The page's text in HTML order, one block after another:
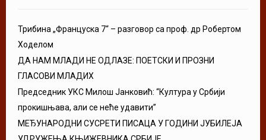
Трибина „Француска 7“ – разговор са проф. др Робертом
Ходелом
ДА НАМ МЛАДИ НЕ ОДЛАЗЕ: ПОЕТСКИ И ПРОЗНИ
ГЛАСОВИ МЛАДИХ
Председник УКС Милош Јанковић: “Култура у Србији
прокишњава, али се неће удавити”
МЕЂУНАРОДНИ СУСРЕТИ ПИСАЦА У ГОДИНИ ЈУБИЛЕЈА